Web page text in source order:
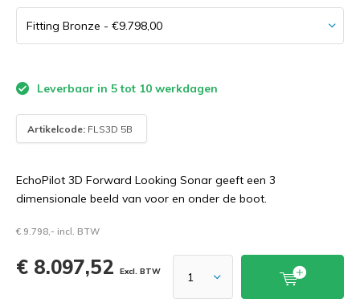
Leverbaar in 5 tot 10 werkdagen
Artikelcode: FLS3D 5B
EchoPilot 3D Forward Looking Sonar geeft een 3
dimensionale beeld van voor en onder de boot.
€ 9.798,- incl. BTW
€ 8.097,52 Excl. BTW